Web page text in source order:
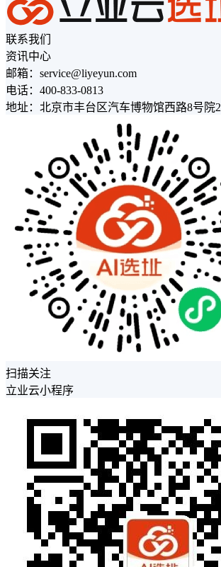
联系我们
资讯中心
邮箱：service@liyeyun.com
电话：400-833-0813
地址：北京市丰台区汽车博物馆西路8号院
扫描关注
立业云小程序